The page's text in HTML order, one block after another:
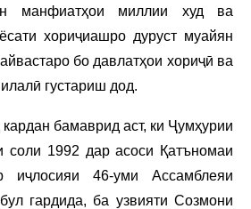
манфиатҳои миллии худ ва
хориҷиашро дуруст муайян
бо давлатҳои хориҷӣ ва
густариш дод.
бамаврид аст, ки Ҷумҳурии
соли 1992 дар асоси Қатъномаи
46-уми Ассамблеяи
гардида, ба узвияти Созмони